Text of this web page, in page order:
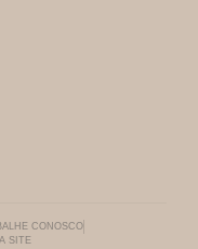
CONOSCO
SITE